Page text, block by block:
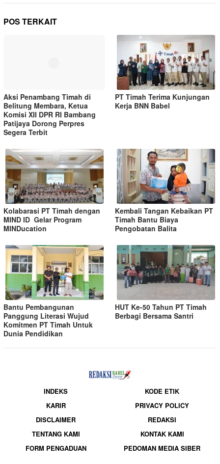
POS TERKAIT
Aksi Penambang Timah di
Belitung Membara, Ketua
Komisi XII DPR RI Bambang
Patijaya Dorong Perpres
Segera Terbit
PT Timah Terima Kunjungan
Kerja BNN Babel
Kolabarasi PT Timah dengan
MIND ID Gelar Program
MINDucation
Kembali Tangan Kebaikan PT
Timah Bantu Biaya
Pengobatan Balita
Bantu Pembangunan
Panggung Literasi Wujud
Komitmen PT Timah Untuk
Dunia Pendidikan
HUT Ke-50 Tahun PT Timah
Berbagi Bersama Santri
INDEKS
KODE ETIK
KARIR
PRIVACY POLICY
DISCLAIMER
REDAKSI
TENTANG KAMI
KONTAK KAMI
FORM PENGADUAN
PEDOMAN MEDIA SIBER